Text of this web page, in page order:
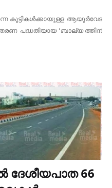
കുട്ടികള്‍ക്കായുള്ള ആയുര്‍വേദ
പദ്ധതിയായ 'ബാല്യ'ത്തിന്
66